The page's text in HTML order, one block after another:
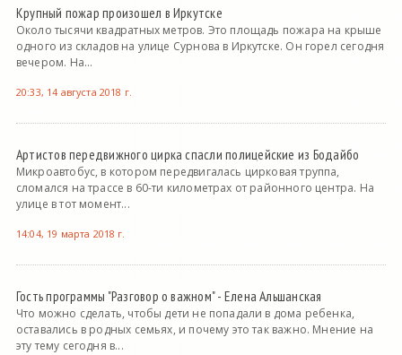
Крупный пожар произошел в Иркутске
Около тысячи квадратных метров. Это площадь пожара на крыше
одного из складов на улице Сурнова в Иркутске. Он горел сегодня
вечером. На...
20:33, 14 августа 2018 г.
Артистов передвижного цирка спасли полицейские из Бодайбо
Микроавтобус, в котором передвигалась цирковая труппа,
сломался на трассе в 60-ти километрах от районного центра. На
улице в тот момент...
14:04, 19 марта 2018 г.
Гость программы "Разговор о важном" - Елена Альшанская
Что можно сделать, чтобы дети не попадали в дома ребенка,
оставались в родных семьях, и почему это так важно. Мнение на
эту тему сегодня в...